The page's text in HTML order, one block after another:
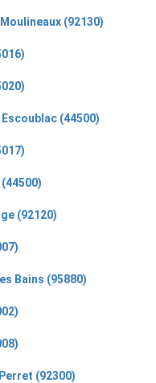
(92130)
(44500)
(92120)
Bains (95880)
(92300)